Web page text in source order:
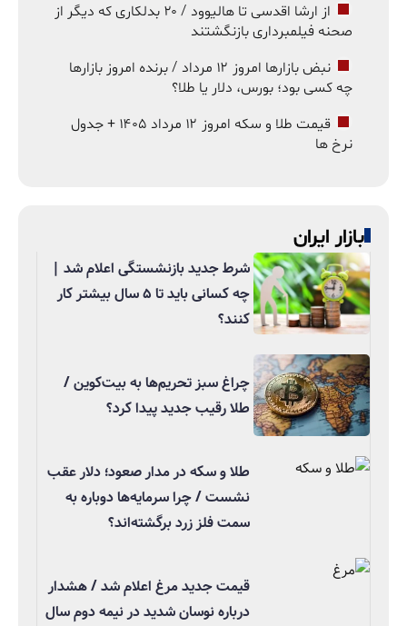
از ارشا اقدسی تا هالیوود / ۲۰ بدلکاری که دیگر از
صحنه فیلمبرداری بازنگشتند
نبض بازارها امروز ۱۲ مرداد / برنده امروز بازارها
چه کسی بود؛ بورس، دلار یا طلا؟
قیمت طلا و سکه امروز ۱۲ مرداد ۱۴۰۵ + جدول
نرخ ها
بازار ایران
شرط جدید بازنشستگی اعلام شد |
چه کسانی باید تا ۵ سال بیشتر کار
کنند؟
چراغ سبز تحریم‌ها به بیت‌کوین /
طلا رقیب جدید پیدا کرد؟
طلا و سکه در مدار صعود؛ دلار عقب
نشست / چرا سرمایه‌ها دوباره به
سمت فلز زرد برگشته‌اند؟
قیمت جدید مرغ اعلام شد / هشدار
درباره نوسان شدید در نیمه دوم سال